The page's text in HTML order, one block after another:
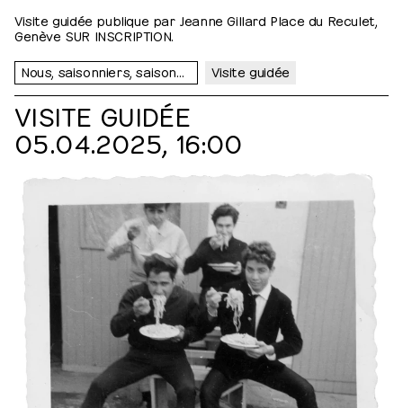
Visite guidée publique par Jeanne Gillard Place du Reculet,
Genève SUR INSCRIPTION.
Nous, saisonniers, saisonnières… Visite guidée
VISITE GUIDÉE
05.04.2025, 16:00